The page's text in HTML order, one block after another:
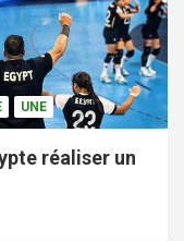
UNE
réaliser un